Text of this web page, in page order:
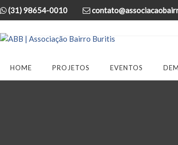
(31) 98654-0010
HOME PROJETOS EVENTOS